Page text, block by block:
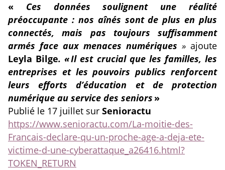
« Ces données soulignent une réalité
préoccupante : nos aînés sont de plus en plus
connectés, mais pas toujours suffisamment
armés face aux menaces numériques » ajoute
Leyla Bilge. «Il est crucial que les familles, les
entreprises et les pouvoirs publics renforcent
leurs efforts d’éducation et de protection
numérique au service des seniors »
Publié le 17 juillet sur Senioractu
https://www.senioractu.com/La-moitie-des-
Francais-declare-qu-un-proche-age-a-deja-ete-
victime-d-une-cyberattaque_a26416.html?
TOKEN_RETURN